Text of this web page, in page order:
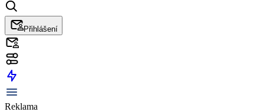
Přihlášení
Reklama